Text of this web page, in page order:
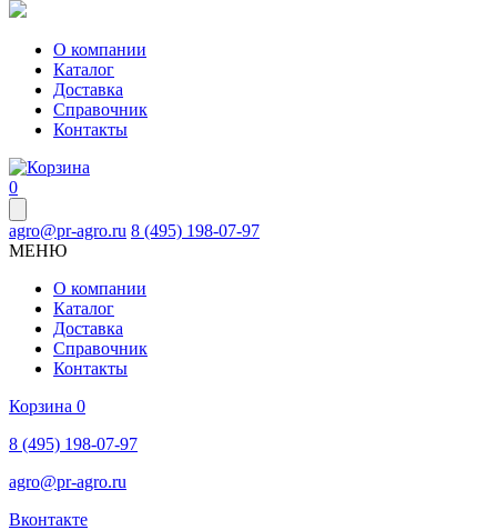
О компании
Каталог
Доставка
Справочник
Контакты
0
agro@pr-agro.ru 8 (495) 198-07-97
МЕНЮ
О компании
Каталог
Доставка
Справочник
Контакты
Корзина 0
8 (495) 198-07-97
agro@pr-agro.ru
Вконтакте